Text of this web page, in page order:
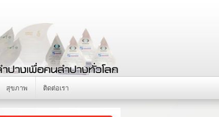
สุขภาพ ติดต่อเรา